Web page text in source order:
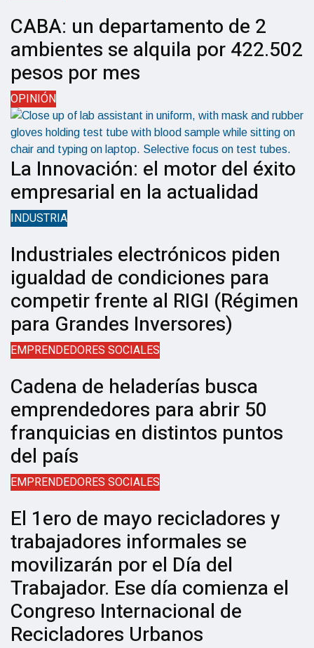
CABA: un departamento de 2
ambientes se alquila por 422.502
pesos por mes
OPINIÓN
La Innovación: el motor del éxito
empresarial en la actualidad
INDUSTRIA
Industriales electrónicos piden
igualdad de condiciones para
competir frente al RIGI (Régimen
para Grandes Inversores)
EMPRENDEDORES SOCIALES
Cadena de heladerías busca
emprendedores para abrir 50
franquicias en distintos puntos
del país
EMPRENDEDORES SOCIALES
El 1ero de mayo recicladores y
trabajadores informales se
movilizarán por el Día del
Trabajador. Ese día comienza el
Congreso Internacional de
Recicladores Urbanos